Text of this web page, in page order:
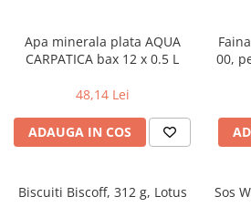
Apa minerala plata AQUA
CARPATICA bax 12 x 0.5 L
48,14 Lei
ADAUGA IN COS
00,
Biscuiti Biscoff, 312 g, Lotus Sos